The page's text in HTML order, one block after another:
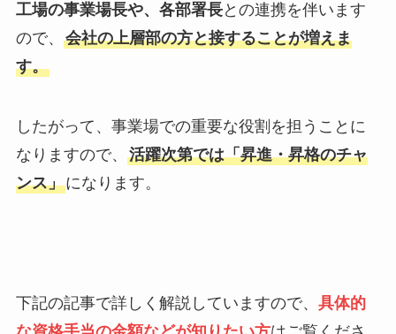
工場の事業場長や、各部署長との連携を伴います
ので、 会社の上層部の方と接することが増えま
す。
したがって、事業場での重要な役割を担うことに
なりますので、 活躍次第では「昇進・昇格のチャ
ンス」になります。
下記の記事で詳しく解説していますので、 具体的